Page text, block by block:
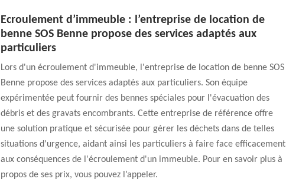
Ecroulement d’immeuble : l’entreprise de location de
benne SOS Benne propose des services adaptés aux
particuliers
Lors d'un écroulement d'immeuble, l'entreprise de location de benne SOS
Benne propose des services adaptés aux particuliers. Son équipe
expérimentée peut fournir des bennes spéciales pour l'évacuation des
débris et des gravats encombrants. Cette entreprise de référence offre
une solution pratique et sécurisée pour gérer les déchets dans de telles
situations d'urgence, aidant ainsi les particuliers à faire face efficacement
aux conséquences de l'écroulement d'un immeuble. Pour en savoir plus à
propos de ses prix, vous pouvez l’appeler.